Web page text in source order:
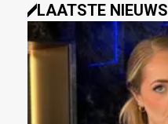
LAATSTE NIEUWS